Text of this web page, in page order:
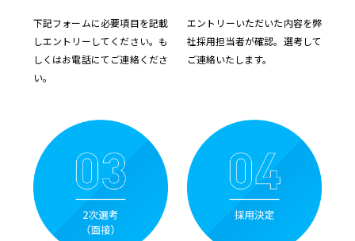
下記フォームに必要項目を記載
しエントリーしてください。も
しくはお電話にてご連絡くださ
い。
エントリーいただいた内容を弊
社採用担当者が確認。選考して
ご連絡いたします。